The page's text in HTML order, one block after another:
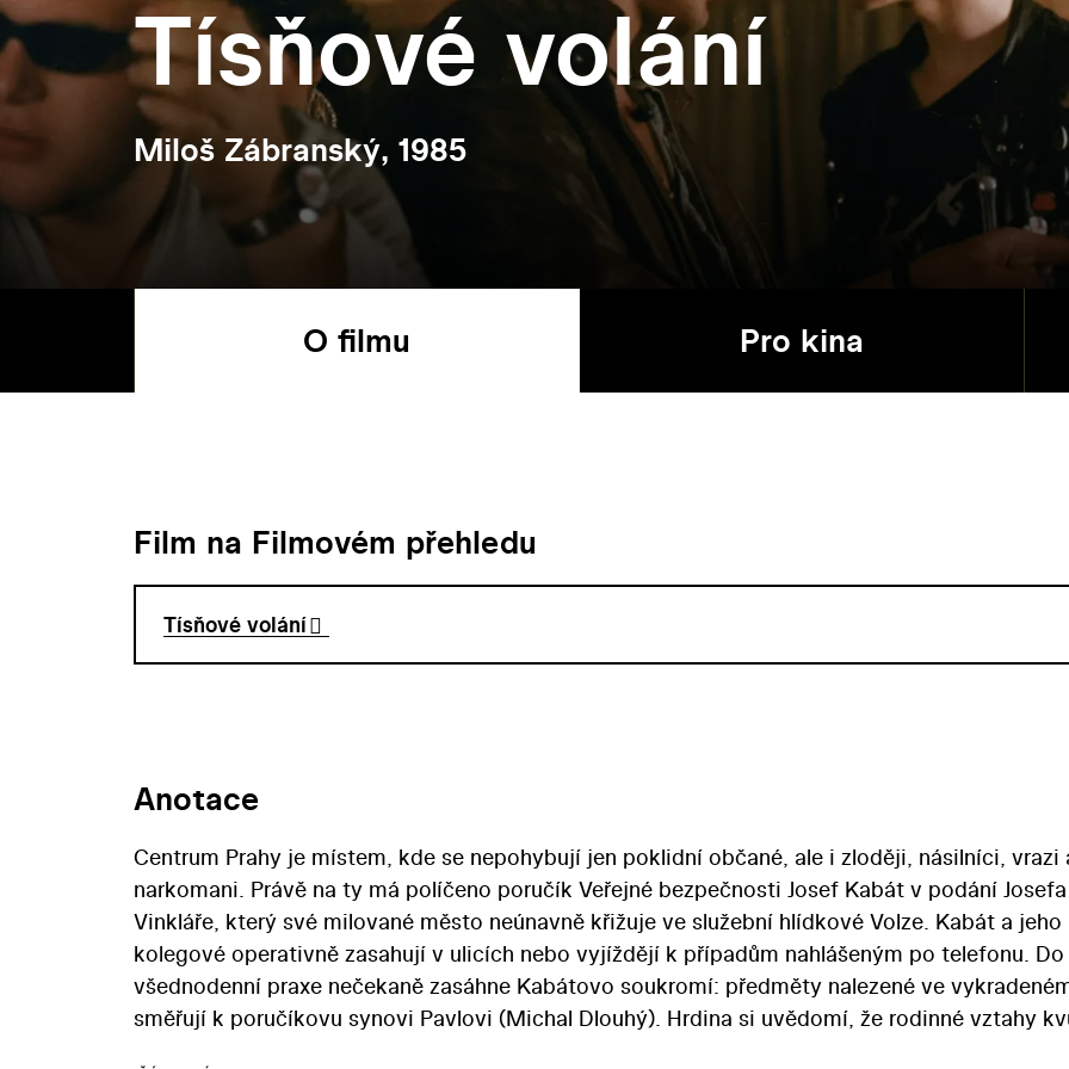
Tísňové volání
Miloš Zábranský, 1985
O filmu Pro kina
Film na Filmovém přehledu
Tísňové volání
Anotace
Centrum Prahy je místem, kde se nepohybují jen poklidní občané, ale i zloději, násilníci, vrazi
narkomani. Právě na ty má políčeno poručík Veřejné bezpečnosti Josef Kabát v podání Josefa
Vinkláře, který své milované město neúnavně křižuje ve služební hlídkové Volze. Kabát a jeho
kolegové operativně zasahují v ulicích nebo vyjíždějí k případům nahlášeným po telefonu. Do
všednodenní praxe nečekaně zasáhne Kabátovo soukromí: předměty nalezené ve
směřují k poručíkovu synovi Pavlovi (Michal Dlouhý). Hrdina si uvědomí, že rodinné vztahy